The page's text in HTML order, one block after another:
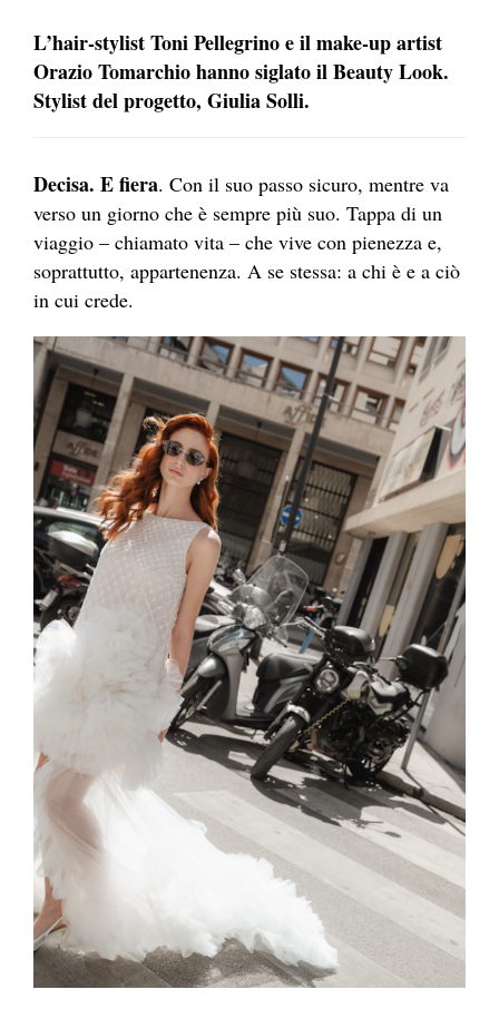
L’hair-stylist Toni Pellegrino e il make-up artist
Orazio Tomarchio hanno siglato il Beauty Look.
Stylist del progetto, Giulia Solli.
Decisa. E fiera. Con il suo passo sicuro, mentre va
verso un giorno che è sempre più suo. Tappa di un
viaggio – chiamato vita – che vive con pienezza e,
soprattutto, appartenenza. A se stessa: a chi è e a ciò
in cui crede.